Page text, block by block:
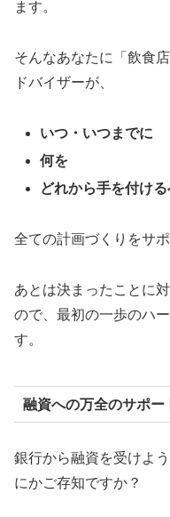
ます。
そんなあなたに「飲食
ドバイザーが、
いつ・いつまでに
何を
どれから手を付ける
全ての計画づくりをサポ
あとは決まったことに
ので、最初の一歩のハ
す。
融資への万全のサポー
銀行から融資を受けよ
にかご存知ですか？